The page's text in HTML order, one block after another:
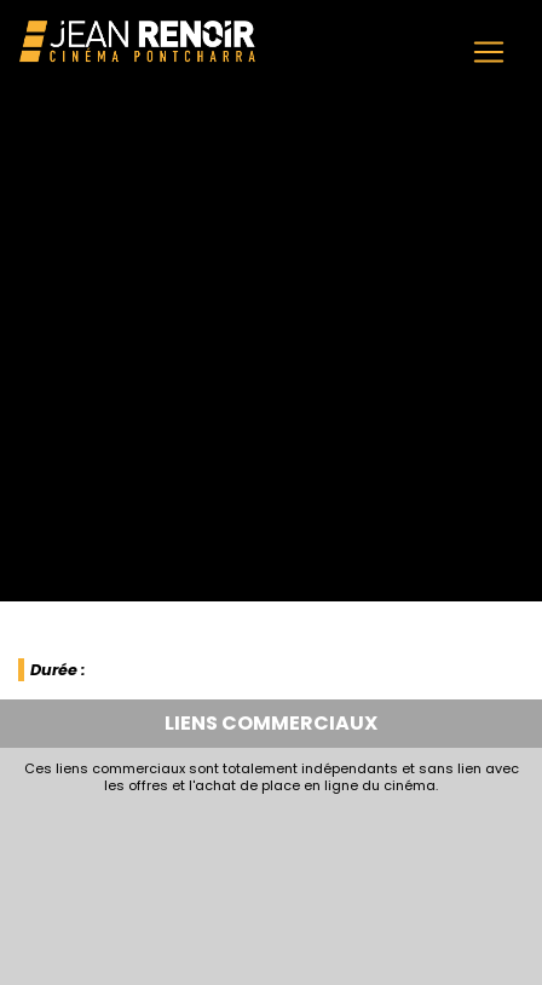
Durée :
LIENS COMMERCIAUX
Ces liens commerciaux sont totalement indépendants et sans lien avec
les offres et l'achat de place en ligne du cinéma.